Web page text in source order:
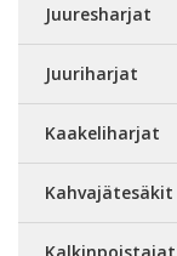
Juuresharjat
Juuriharjat
Kaakeliharjat
Kahvajätesäkit